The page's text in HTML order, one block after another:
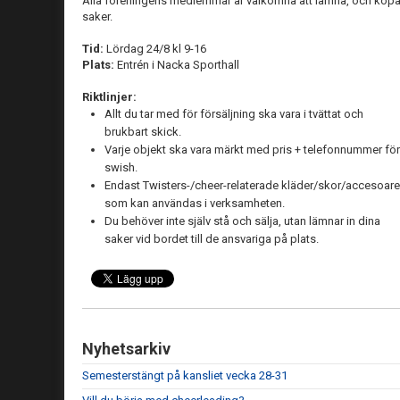
saker.
Tid: Lördag 24/8 kl 9-16
Plats: Entrén i Nacka Sporthall
Riktlinjer:
Allt du tar med för försäljning ska vara i tvättat och
brukbart skick.
Varje objekt ska vara märkt med pris + telefonnummer för
swish.
Endast Twisters-/cheer-relaterade kläder/skor/
som kan användas i verksamheten.
Du behöver inte själv stå och sälja, utan lämnar in dina
saker vid bordet till de ansvariga på plats.
Nyhetsarkiv
Semesterstängt på kansliet vecka 28-31